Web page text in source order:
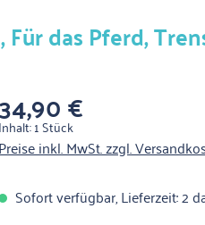
das Pferd,
Regulärer Preis:
€
Inhalt:1 Stück
Preise inkl. MwSt. zzgl.
Sofort verfügbar, Lieferzeit: 2